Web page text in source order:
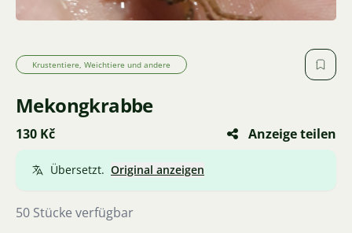
Krustentiere, Weichtiere und andere
Mekongkrabbe
130 Kč Anzeige teilen
Übersetzt. Original anzeigen
50 Stücke verfügbar